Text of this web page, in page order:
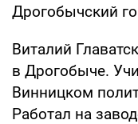
Дрогобычский
Виталий
в Дрогобыче.
Винницком
Работал на